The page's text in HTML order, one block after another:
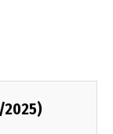
2025)